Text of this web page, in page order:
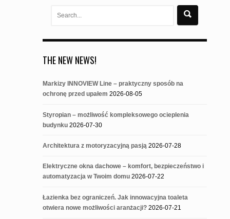
THE NEW NEWS!
Markizy INNOVIEW Line – praktyczny sposób na
ochronę przed upałem 2026-08-05
Styropian – możliwość kompleksowego ocieplenia
budynku 2026-07-30
Architektura z motoryzacyjną pasją 2026-07-28
Elektryczne okna dachowe – komfort, bezpieczeństwo i
automatyzacja w Twoim domu 2026-07-22
Łazienka bez ograniczeń. Jak innowacyjna toaleta
otwiera nowe możliwości aranżacji? 2026-07-21